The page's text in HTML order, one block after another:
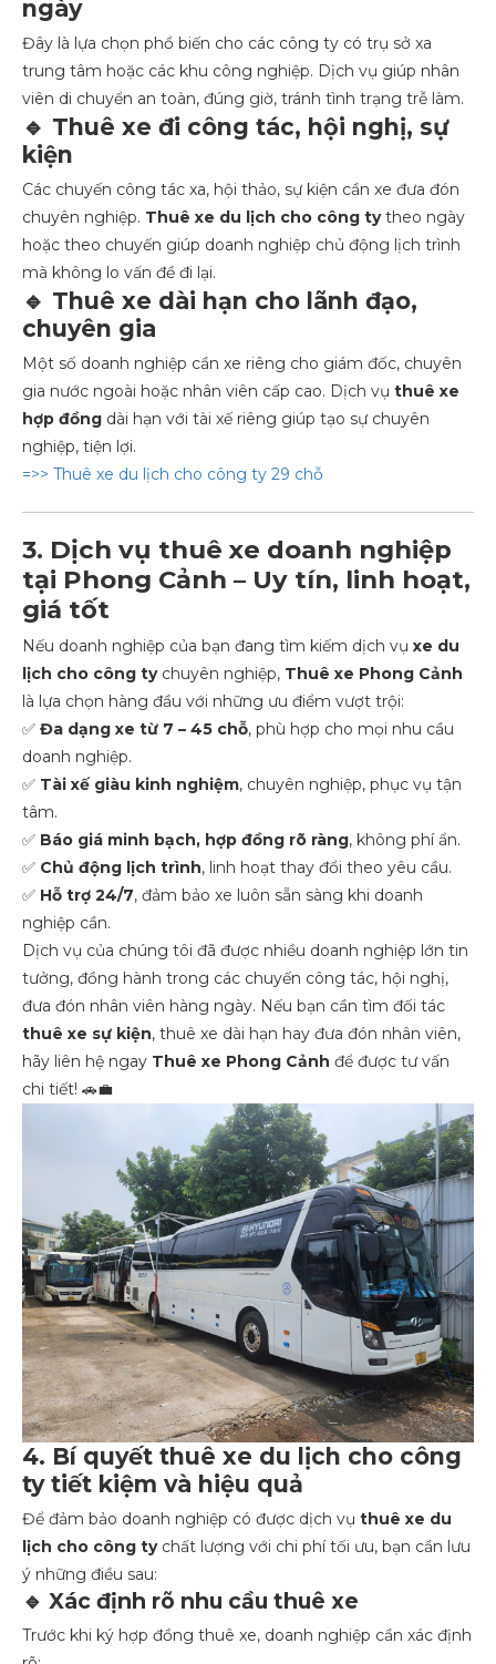
ngày
Đây là lựa chọn phổ biến cho các công ty có trụ sở xa
trung tâm hoặc các khu công nghiệp. Dịch vụ giúp nhân
viên di chuyển an toàn, đúng giờ, tránh tình trạng trễ làm.
🔹 Thuê xe đi công tác, hội nghị, sự
kiện
Các chuyến công tác xa, hội thảo, sự kiện cần xe đưa đón
chuyên nghiệp. Thuê xe du lịch cho công tytheo ngày
hoặc theo chuyến giúp doanh nghiệp chủ động lịch trình
mà không lo vấn đề đi lại.
🔹 Thuê xe dài hạn cho lãnh đạo,
chuyên gia
Một số doanh nghiệp cần xe riêng cho giám đốc, chuyên
gia nước ngoài hoặc nhân viên cấp cao. Dịch vụ thuê xe
hợp đồng dài hạn với tài xế riêng giúp tạo sự chuyên
nghiệp, tiện lợi.
=>> Thuê xe du lịch cho công ty 29 chỗ
3. Dịch vụ thuê xe doanh nghiệp
tại Phong Cảnh – Uy tín, linh hoạt,
giá tốt
Nếu doanh nghiệp của bạn đang tìm kiếm dịch vụ xe du
lịch cho công tychuyên nghiệp, Thuê xe Phong Cảnh
là lựa chọn hàng đầu với những ưu điểm vượt trội:
✅ Đa dạng xe từ 7 – 45 chỗ, phù hợp cho mọi nhu cầu
doanh nghiệp.
✅ Tài xế giàu kinh nghiệm, chuyên nghiệp, phục vụ tận
tâm.
✅ Báo giá minh bạch, hợp đồng rõ ràng, không phí ẩn.
✅ Chủ động lịch trình, linh hoạt thay đổi theo yêu cầu.
✅ Hỗ trợ 24/7, đảm bảo xe luôn sẵn sàng khi doanh
nghiệp cần.
Dịch vụ của chúng tôi đã được nhiều doanh nghiệp lớn tin
tưởng, đồng hành trong các chuyến công tác, hội nghị,
đưa đón nhân viên hàng ngày. Nếu bạn cần tìm đối tác
thuê xe sự kiện, thuê xe dài hạn hay đưa đón nhân viên,
hãy liên hệ ngay Thuê xe Phong Cảnh để được tư vấn
chi tiết! 🚗💼
4. Bí quyết thuê xe du lịch cho công
ty tiết kiệm và hiệu quả
Để đảm bảo doanh nghiệp có được dịch vụ thuê xe du
lịch cho công tychất lượng với chi phí tối ưu, bạn cần lưu
ý những điều sau:
🔹 Xác định rõ nhu cầu thuê xe
Trước khi ký hợp đồng thuê xe, doanh nghiệp cần xác định